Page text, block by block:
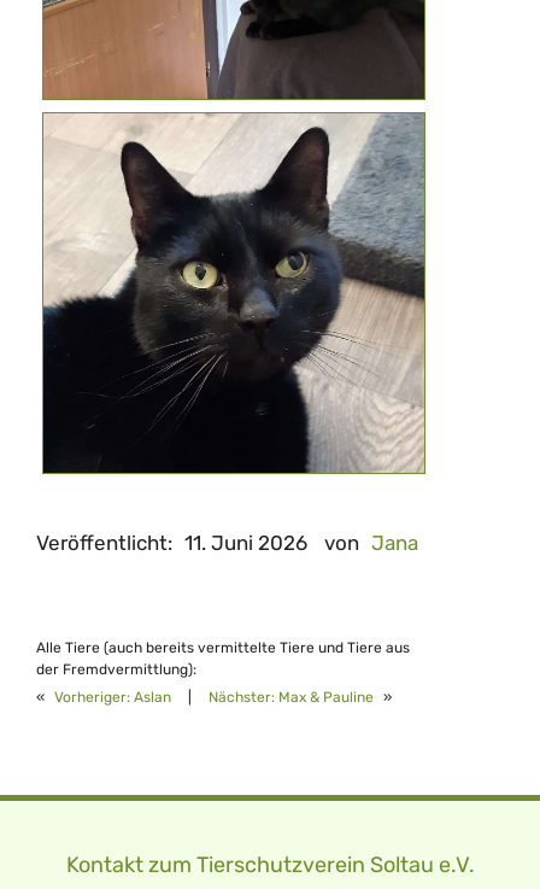
Veröffentlicht: 11. Juni 2026 von Jana
Alle Tiere (auch bereits vermittelte Tiere und Tiere aus
der Fremdvermittlung):
« Vorheriger: Aslan Nächster: Max & Pauline »
Kontakt zum Tierschutzverein Soltau e.V.